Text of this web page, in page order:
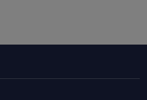
página